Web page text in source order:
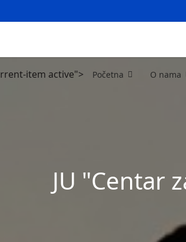
item active"> Početna O nama
JU "Centar